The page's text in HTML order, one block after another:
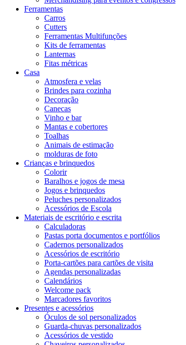
Ferramentas
Carros
Cutters
Ferramentas Multifunções
Kits de ferramentas
Lanternas
Fitas métricas
Casa
Atmosfera e velas
Brindes para cozinha
Decoração
Canecas
Vinho e bar
Mantas e cobertores
Toalhas
Animais de estimação
molduras de foto
Crianças e brinquedos
Colorir
Baralhos e jogos de mesa
Jogos e brinquedos
Peluches personalizados
Acessórios de Escola
Materiais de escritório e escrita
Calculadoras
Pastas porta documentos e portfólios
Cadernos personalizados
Acessórios de escritório
Porta-cartões para cartões de visita
Agendas personalizadas
Calendários
Welcome pack
Marcadores favoritos
Presentes e acessórios
Óculos de sol personalizados
Guarda-chuvas personalizados
Acessórios de vestido